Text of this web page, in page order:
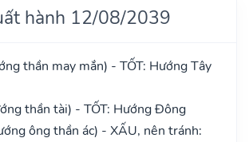
hành 12/08/2039
thần may mắn) - TỐT: Hướng Tây
thần tài) - TỐT: Hướng Đông
ông thần ác) - XẤU, nên tránh: